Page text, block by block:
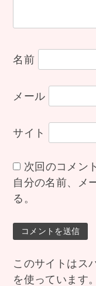
名前
メール
サイト
次回のコメン
自分の名前、メ
る。
このサイトはス
を使っています。